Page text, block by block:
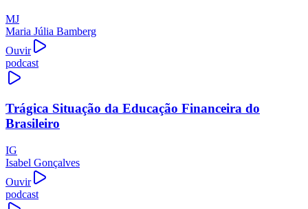
MJ
Maria Júlia Bamberg
Ouvir
podcast
Trágica Situação da Educação Financeira do
Brasileiro
IG
Isabel Gonçalves
Ouvir
podcast